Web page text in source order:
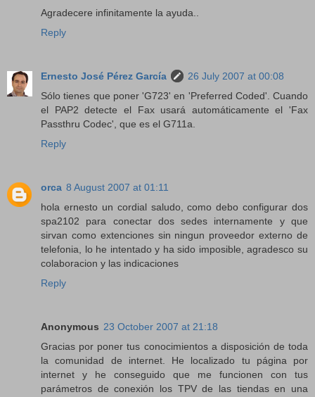
Agradecere infinitamente la ayuda..
Reply
Ernesto José Pérez García
26 July 2007 at 00:08
Sólo tienes que poner 'G723' en 'Preferred Coded'. Cuando
el PAP2 detecte el Fax usará automáticamente el 'Fax
Passthru Codec', que es el G711a.
Reply
orca 8 August 2007 at 01:11
hola ernesto un cordial saludo, como debo configurar dos
spa2102 para conectar dos sedes internamente y que
sirvan como extenciones sin ningun proveedor externo de
telefonia, lo he intentado y ha sido imposible, agradesco su
colaboracion y las indicaciones
Reply
Anonymous 23 October 2007 at 21:18
Gracias por poner tus conocimientos a disposición de toda
la comunidad de internet. He localizado tu página por
internet y he conseguido que me funcionen con tus
parámetros de conexión los TPV de las tiendas en una